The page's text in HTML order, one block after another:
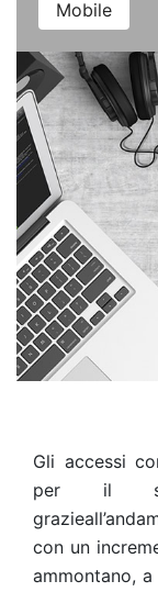
Mobile
Gli accessi
per il
con un
ammontano,